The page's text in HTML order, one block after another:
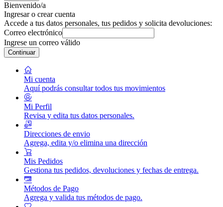
Bienvenido/a
Ingresar o crear cuenta
Accede a tus datos personales, tus pedidos y solicita devoluciones:
Correo electrónico
Ingrese un correo válido
Continuar
Mi cuenta
Aquí podrás consultar todos tus movimientos
Mi Perfil
Revisa y edita tus datos personales.
Direcciones de envio
Agrega, edita y/o elimina una dirección
Mis Pedidos
Gestiona tus pedidos, devoluciones y fechas de entrega.
Métodos de Pago
Agrega y valida tus métodos de pago.